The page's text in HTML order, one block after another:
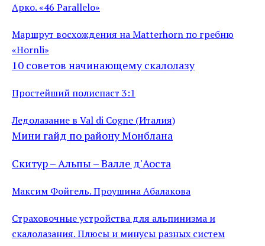
Арко. «46 Parallelo»
Маршрут восхождения на Matterhorn по гребню
«Hornli»
10 советов начинающему скалолазу
Простейший полиспаст 3:1
Ледолазание в Val di Cogne (Италия)
Мини гайд по району Монблана
Скитур – Альпы – Валле д'Аоста
Максим Фойгель. Проушина Абалакова
Страховочные устройства для альпинизма и
скалолазания. Плюсы и минусы разных систем